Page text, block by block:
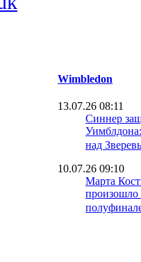
Wimbledon
13.07.26 08:11
Синнер
над
10.07.26 09:10
Марта